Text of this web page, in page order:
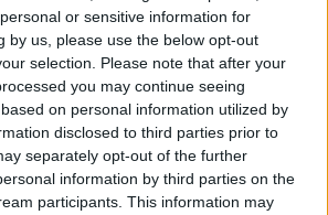
or sensitive information for
by us, please use the below opt-out
selection. Please note that after your
you may continue seeing
on personal information utilized by
disclosed to third parties prior to
separately opt-out of the further
information by third parties on the
participants. This information may